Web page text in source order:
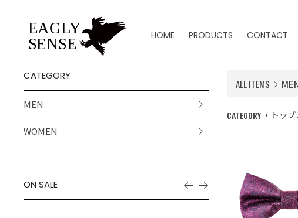
HOME PRODUCTS CONTACT
CATEGORY
MEN
WOMEN
ON SALE
ALL ITEMS
CATEGORY トップ